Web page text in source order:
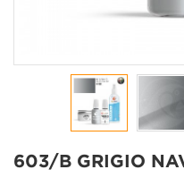
603/B GRIGIO